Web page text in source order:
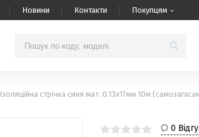
Новини Контакти Покупцям
Ізоляцiйна стрiчка синя мат. 0.13х17мм 10м
0